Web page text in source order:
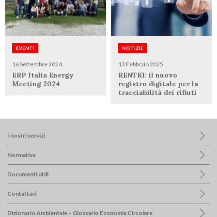
EVENTI
16 Settembre 2024
ERP Italia Energy
Meeting 2024
NOTIZIE
13 Febbraio 2025
RENTRI: il nuovo
registro digitale per la
tracciabilità dei rifiuti
I nostri servizi
Normativa
Documenti utili
Contattaci
Dizionario Ambientale – Glossario Economia Circolare